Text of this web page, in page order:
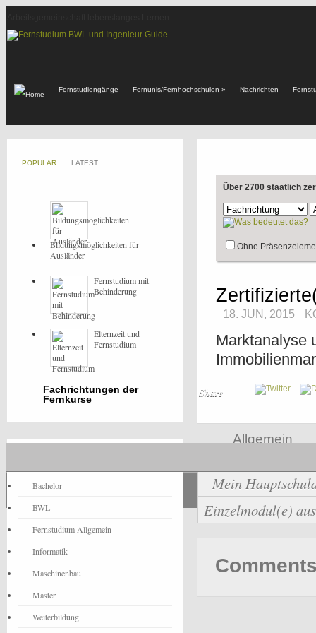
Fernstudiengänge Fernunis/Fernhochschulen » Nachrichten
Über 2700 staatlich
Ohne
18. JUN, 2015
Marktanalyse
Share
Allgemein
Mein
Einzelmodul(e)
POPULAR LATEST
Bildungsmöglichkeiten für
Ausländer
Fernstudium mit
Behinderung
Elternzeit und
Fernstudium
Fachrichtungen der
Fernkurse
Bachelor
BWL
Fernstudium Allgemein
Informatik
Maschinenbau
Master
Weiterbildung